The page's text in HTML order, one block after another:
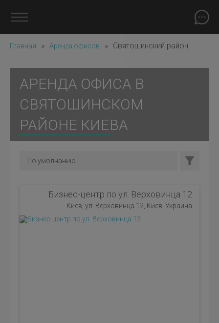
Главная » Аренда офисов » Святошинский район
АРЕНДА ОФИСА В
СВЯТОШИНСКОМ
РАЙОНЕ КИЕВА
Бизнес-центр по ул. Верховинца 12
Киев, ул. Верховинца 12, Киев, Украина